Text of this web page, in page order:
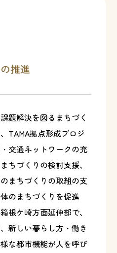
推進
題解決を図るまちづく
TAMA拠点形成プロジ
交通ネットワークの充
ちづくりの検討支援、
まちづくりの取組の支
のまちづくりを促進
根ケ崎方面延伸部で、
新しい暮らし方・働き
な都市機能が人を呼び